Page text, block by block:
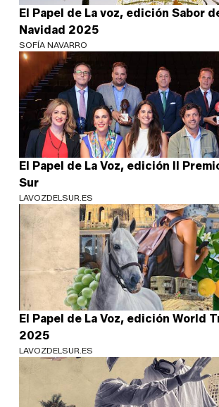
El Papel de La voz, edición Sabor
Navidad 2025
SOFÍA NAVARRO
El Papel de La Voz, edición II
Sur
LAVOZDELSUR.ES
El Papel de La Voz, edición World
2025
LAVOZDELSUR.ES